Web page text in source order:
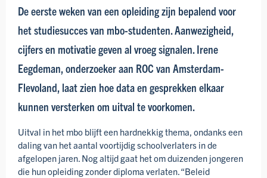
De eerste weken van een opleiding zijn bepalend voor
het studiesucces van mbo-studenten. Aanwezigheid,
cijfers en motivatie geven al vroeg signalen. Irene
Eegdeman, onderzoeker aan ROC van Amsterdam-
Flevoland, laat zien hoe data en gesprekken elkaar
kunnen versterken om uitval te voorkomen.
Uitval in het mbo blijft een hardnekkig thema, ondanks een
daling van het aantal voortijdig school­verlaters in de
afgelopen jaren. Nog altijd gaat het om duizenden jongeren
die hun opleiding zonder diploma verlaten. “Beleid